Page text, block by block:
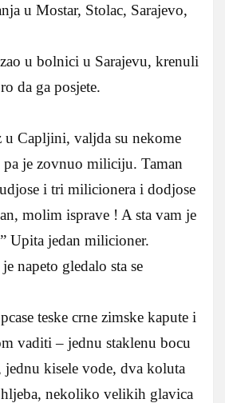
u Mostar, Stolac, Sarajevo,
u bolnici u Sarajevu, krenuli
da ga posjete.
Capljini, valjda su nekome
je zovnuo miliciju. Taman
i tri milicionera i dodjose
molim isprave ! A sta vam je
Upita jedan milicioner.
napeto gledalo sta se
teske crne zimske kapute i
vaditi – jednu staklenu bocu
kisele vode, dva koluta
nekoliko velikih glavica